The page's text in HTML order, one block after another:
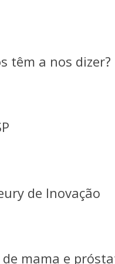
têm a nos dizer?
de Inovação
mama e